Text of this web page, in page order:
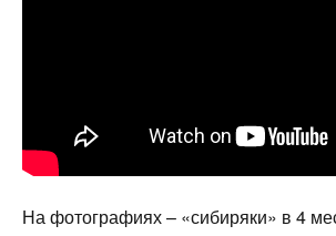
На фотографиях – «сибиряки» в 4